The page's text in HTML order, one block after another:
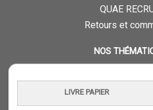
LIVRE PAPIER
QUAE
Retours et
NOS
Alimentation et